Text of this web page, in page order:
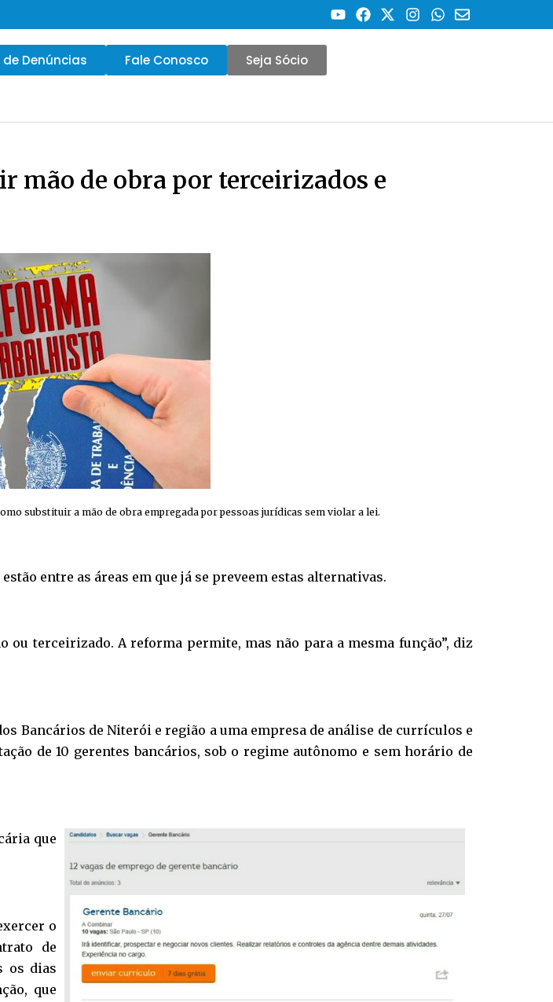
Denúncias Fale Conosco Seja Sócio
mão de obra por terceirizados e
substituir a mão de obra empregada por pessoas jurídicas sem violar a lei.
entre as áreas em que já se preveem estas alternativas.
terceirizado. A reforma permite, mas não para a mesma função”, diz
Bancários de Niterói e região a uma empresa de análise de currículos e
de 10 gerentes bancários, sob o regime autônomo e sem horário de
que
o
de
os dias
que